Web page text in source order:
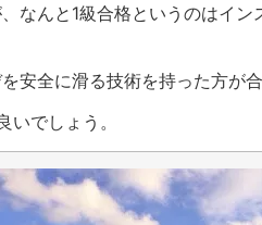
んと1級合格というのはイン
安全に滑る技術を持った方が合
でしょう。